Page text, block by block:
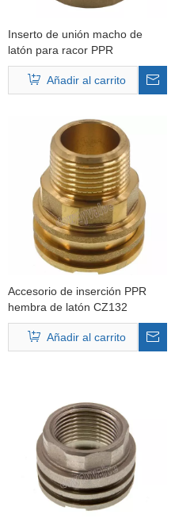
Inserto de unión macho de
latón para racor PPR
Añadir al carrito
Accesorio de inserción PPR
hembra de latón CZ132
Añadir al carrito